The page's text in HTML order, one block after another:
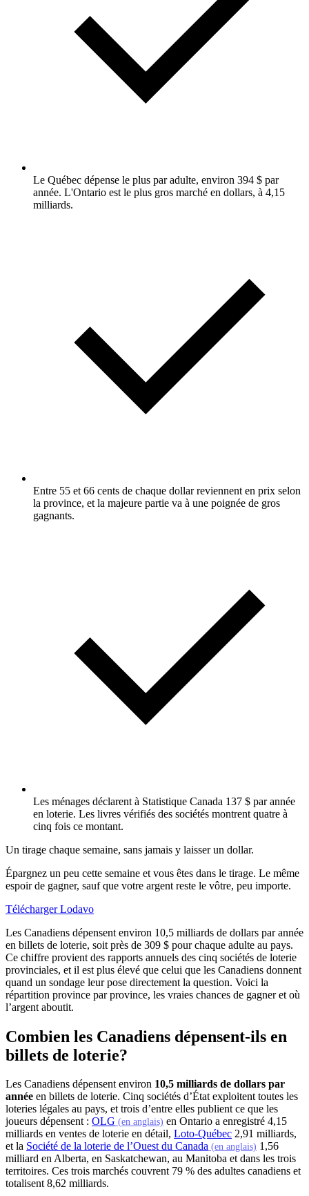
Le Québec dépense le plus par adulte, environ 394 $ par
année. L'Ontario est le plus gros marché en dollars, à 4,15
milliards.
Entre 55 et 66 cents de chaque dollar reviennent en prix selon
la province, et la majeure partie va à une poignée de gros
gagnants.
Les ménages déclarent à Statistique Canada 137 $ par année
en loterie. Les livres vérifiés des sociétés montrent quatre à
cinq fois ce montant.
Un tirage chaque semaine, sans jamais y laisser un dollar.
Épargnez un peu cette semaine et vous êtes dans le tirage. Le même
espoir de gagner, sauf que votre argent reste le vôtre, peu importe.
Télécharger Lodavo
Les Canadiens dépensent environ 10,5 milliards de dollars par année
en billets de loterie, soit près de 309 $ pour chaque adulte au pays.
Ce chiffre provient des rapports annuels des cinq sociétés de loterie
provinciales, et il est plus élevé que celui que les Canadiens donnent
quand un sondage leur pose directement la question. Voici la
répartition province par province, les vraies chances de gagner et où
l’argent aboutit.
Combien les Canadiens dépensent-ils en
billets de loterie?
Les Canadiens dépensent environ 10,5 milliards de dollars par
année en billets de loterie. Cinq sociétés d’État exploitent toutes les
loteries légales au pays, et trois d’entre elles publient ce que les
joueurs dépensent : OLG (en anglais) (s'ouvre dans un nouvel onglet)
en Ontario a enregistré 4,15
milliards en ventes de loterie en détail, Loto-Québec(s'ouvre dans un
2,91 milliards,
et la Société de la loterie de l’Ouest du Canada (en anglais) (s'ouvre
1,56
milliard en Alberta, en Saskatchewan, au Manitoba et dans les trois
territoires. Ces trois marchés couvrent 79 % des adultes canadiens et
totalisent 8,62 milliards.